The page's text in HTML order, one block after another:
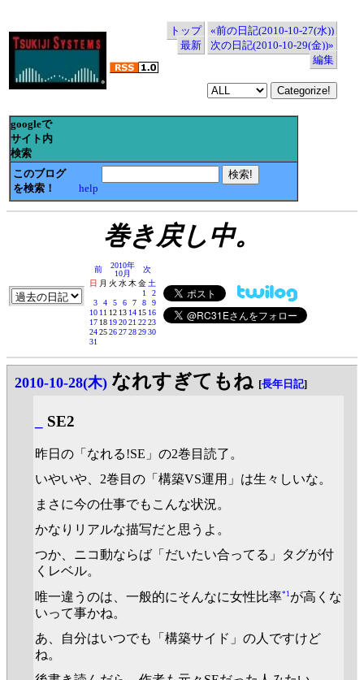
トップ
«前の日記(2010-10-27(水))
最新
次の日記(2010-10-29(金))»
編集
googleで
サイト内
検索
このブログ
を検索！
help
巻き戻し中。
前
2010年
10月
次
日 月 火 水木金土
1
2
3
4 5 6 7 8
9
10 11 12 13 14 15 16
17 18 1920212223
24252627282930
31
2010-10-28(木) なれすぎてもね [長年日記]
SE2
昨日の「なれる!SE」の2巻目読了。
いやいや、2巻目の「構築VS運用」は生々しいな。
まさに今の仕事でもこんな状況。
かなりリアルな描写だと思うよ。
つか、ニコ動ならば「だいたい合ってる」タグが付
くレベル。
唯一違うのは、一般的にそんなに女性比率*1 が高くな
いって事かね。
あ、自分はいつでも「構築サイド」の人ですけど
ね。